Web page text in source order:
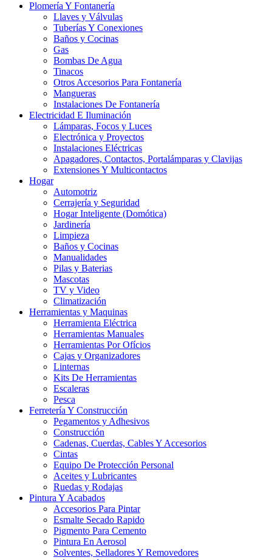
Plomería Y Fontanería
Llaves y Válvulas
Tuberías Y Conexiones
Baños y Cocinas
Gas
Bombas De Agua
Tinacos
Otros Accesorios Para Fontanería
Mangueras
Instalaciones De Fontanería
Electricidad E Iluminación
Lámparas, Focos y Luces
Electrónica y Proyectos
Instalaciones Eléctricas
Apagadores, Contactos, Portalámparas y Clavijas
Extensiones Y Multicontactos
Hogar
Automotriz
Cerrajería y Seguridad
Hogar Inteligente (Domótica)
Jardinería
Limpieza
Baños y Cocinas
Manualidades
Pilas y Baterias
Mascotas
TV y Video
Climatización
Herramientas y Maquinas
Herramienta Eléctrica
Herramientas Manuales
Herramientas Por Ofícios
Cajas y Organizadores
Linternas
Kits De Herramientas
Escaleras
Pesca
Ferretería Y Construcción
Pegamentos y Adhesivos
Construcción
Cadenas, Cuerdas, Cables Y Accesorios
Cintas
Equipo De Protección Personal
Aceites y Lubricantes
Ruedas y Rodajas
Pintura Y Acabados
Accesorios Para Pintar
Esmalte Secado Rapido
Pigmento Para Cemento
Pintura En Aerosol
Solventes, Selladores Y Removedores